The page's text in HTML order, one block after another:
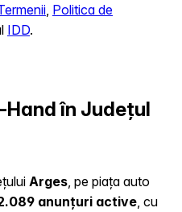
Politica de
IDD.
în Județul
Arges , pe piața auto
anunțuri active , cu